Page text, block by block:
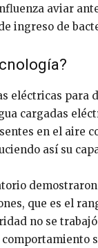
aviar
ingreso de
eléctricas para
cargadas
en el aire
así su
que es el
no se